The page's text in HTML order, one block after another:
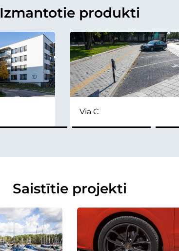
Izmantotie produkti
Via C
Saistītie projekti